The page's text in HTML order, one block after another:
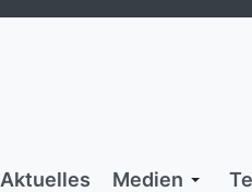
Aktuelles Medien